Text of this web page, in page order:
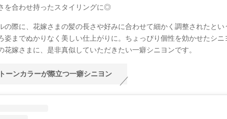
を合わせ持ったスタイリングに◎
の際に、花嫁さまの髪の長さや好みに合わせて細かく調整されたとい
姿までぬかりなく美しい仕上がりに。ちょっぴり個性を効かせたシニ
花嫁さまに、是非真似していただきたい一癖シニヨンです。
ーンカラーが際立つ一癖シニヨン